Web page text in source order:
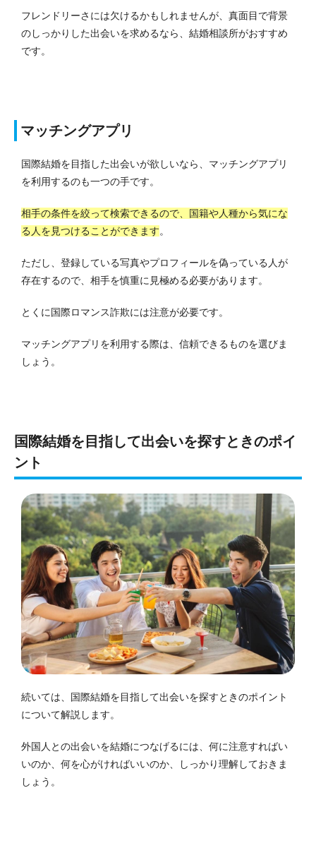
フレンドリーさには欠けるかもしれませんが、真面目で背景
のしっかりした出会いを求めるなら、結婚相談所がおすすめ
です。
マッチングアプリ
国際結婚を目指した出会いが欲しいなら、マッチングアプリ
を利用するのも一つの手です。
相手の条件を絞って検索できるので、国籍や人種から気にな
る人を見つけることができます。
ただし、登録している写真やプロフィールを偽っている人が
存在するので、相手を慎重に見極める必要があります。
とくに国際ロマンス詐欺には注意が必要です。
マッチングアプリを利用する際は、信頼できるものを選びま
しょう。
国際結婚を目指して出会いを探すときのポイ
ント
続いては、国際結婚を目指して出会いを探すときのポイント
について解説します。
外国人との出会いを結婚につなげるには、何に注意すればい
いのか、何を心がければいいのか、しっかり理解しておきま
しょう。